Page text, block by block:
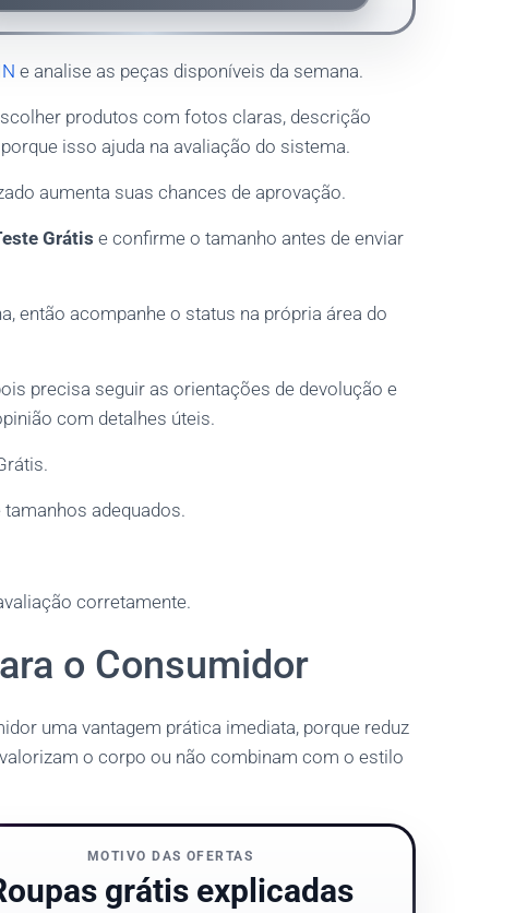
e analise as peças disponíveis da semana.
produtos com fotos claras, descrição
isso ajuda na avaliação do sistema.
aumenta suas chances de aprovação.
Grátis e confirme o tamanho antes de enviar
então acompanhe o status na própria área do
precisa seguir as orientações de devolução e
com detalhes úteis.
adequados.
corretamente.
o Consumidor
uma vantagem prática imediata, porque reduz
o corpo ou não combinam com o estilo
MOTIVO DAS OFERTAS
grátis explicadas